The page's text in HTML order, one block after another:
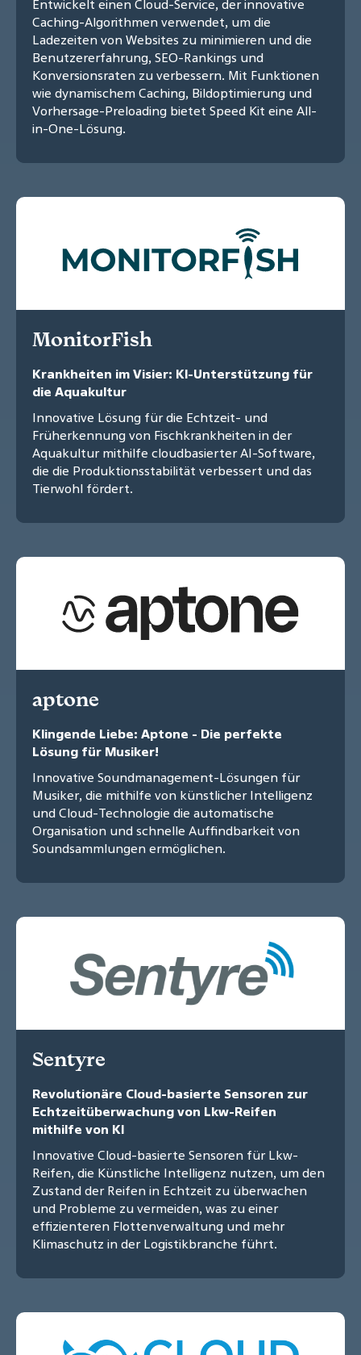
Entwickelt einen Cloud-Service, der innovative
Caching-Algorithmen verwendet, um die
Ladezeiten von Websites zu minimieren und die
Benutzererfahrung, SEO-Rankings und
Konversionsraten zu verbessern. Mit Funktionen
wie dynamischem Caching, Bildoptimierung und
Vorhersage-Preloading bietet Speed Kit eine All-
in-One-Lösung.
MonitorFish
Krankheiten im Visier: KI-Unterstützung für
die Aquakultur
Innovative Lösung für die Echtzeit- und
Früherkennung von Fischkrankheiten in der
Aquakultur mithilfe cloudbasierter AI-Software,
die die Produktionsstabilität verbessert und das
Tierwohl fördert.
aptone
Klingende Liebe: Aptone - Die perfekte
Lösung für Musiker!
Innovative Soundmanagement-Lösungen für
Musiker, die mithilfe von künstlicher Intelligenz
und Cloud-Technologie die automatische
Organisation und schnelle Auffindbarkeit von
Soundsammlungen ermöglichen.
Sentyre
Revolutionäre Cloud-basierte Sensoren zur
Echtzeitüberwachung von Lkw-Reifen
mithilfe von KI
Innovative Cloud-basierte Sensoren für Lkw-
Reifen, die Künstliche Intelligenz nutzen, um den
Zustand der Reifen in Echtzeit zu überwachen
und Probleme zu vermeiden, was zu einer
effizienteren Flottenverwaltung und mehr
Klimaschutz in der Logistikbranche führt.